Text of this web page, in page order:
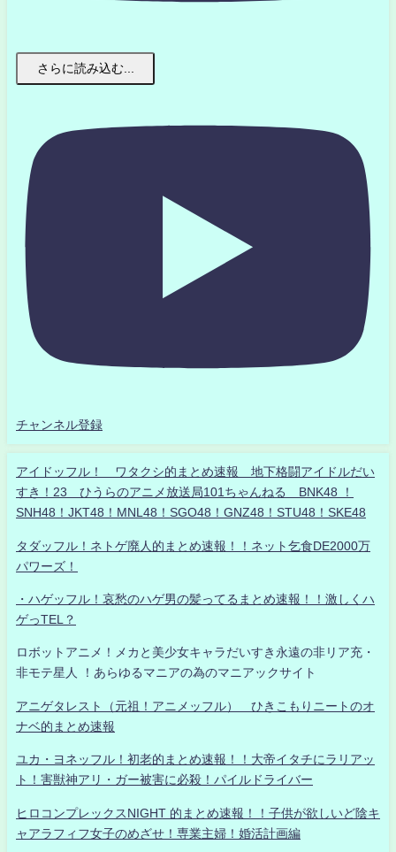
さらに読み込む...
チャンネル登録
アイドッフル！ ワタクシ的まとめ速報 地下格闘アイドルだい
すき！23 ひうらのアニメ放送局101ちゃんねる BNK48 ！
SNH48！JKT48！MNL48！SGO48！GNZ48！STU48！SKE48
タダッフル！ネトゲ廃人的まとめ速報！！ネット乞食DE2000万
パワーズ！
・ハゲッフル！哀愁のハゲ男の髪ってるまとめ速報！！激しくハ
ゲっTEL？
ロボットアニメ！メカと美少女キャラだいすき永遠の非リア充・
非モテ星人 ！あらゆるマニアの為のマニアックサイト
アニゲタレスト（元祖！アニメッフル） ひきこもりニートのオ
ナベ的まとめ速報
ユカ・ヨネッフル！初老的まとめ速報！！大帝イタチにラリアッ
ト！害獣神アリ・ガー被害に必殺！パイルドライバー
ヒロコンプレックスNIGHT 的まとめ速報！！子供が欲しいど陰キ
ャアラフィフ女子のめざせ！専業主婦！婚活計画編